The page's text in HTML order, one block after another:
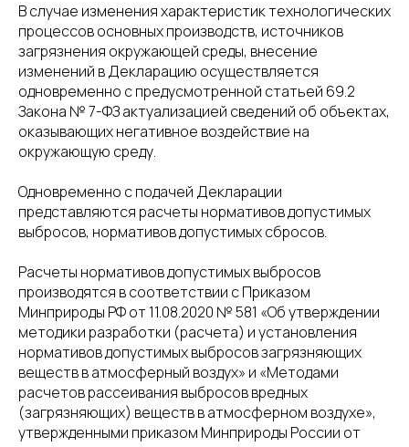
В случае изменения характеристик технологических
процессов основных производств, источников
загрязнения окружающей среды, внесение
изменений в Декларацию осуществляется
одновременно с предусмотренной статьей 69.2
Закона № 7-ФЗ актуализацией сведений об объектах,
оказывающих негативное воздействие на
окружающую среду.
Одновременно с подачей Декларации
представляются расчеты нормативов допустимых
выбросов, нормативов допустимых сбросов.
Расчеты нормативов допустимых выбросов
производятся в соответствии с Приказом
Минприроды РФ от 11.08.2020 № 581 «Об утверждении
методики разработки (расчета) и установления
нормативов допустимых выбросов загрязняющих
веществ в атмосферный воздух» и «Методами
расчетов рассеивания выбросов вредных
(загрязняющих) веществ в атмосферном воздухе»,
утвержденными приказом Минприроды России от